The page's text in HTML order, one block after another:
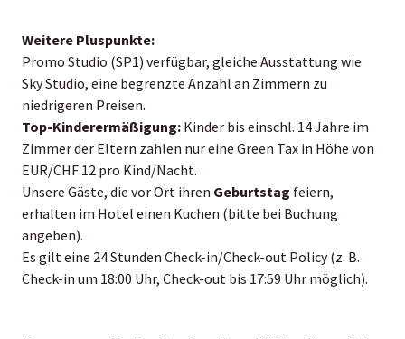
Weitere Pluspunkte:
Promo Studio (SP1) verfügbar, gleiche Ausstattung wie
Sky Studio, eine begrenzte Anzahl an Zimmern zu
niedrigeren Preisen.
Top-Kinderermäßigung: Kinder bis einschl. 14 Jahre im
Zimmer der Eltern zahlen nur eine Green Tax in Höhe von
EUR/CHF 12 pro Kind/Nacht.
Unsere Gäste, die vor Ort ihren Geburtstag feiern,
erhalten im Hotel einen Kuchen (bitte bei Buchung
angeben).
Es gilt eine 24 Stunden Check-in/Check-out Policy (z. B.
Check-in um 18:00 Uhr, Check-out bis 17:59 Uhr möglich).